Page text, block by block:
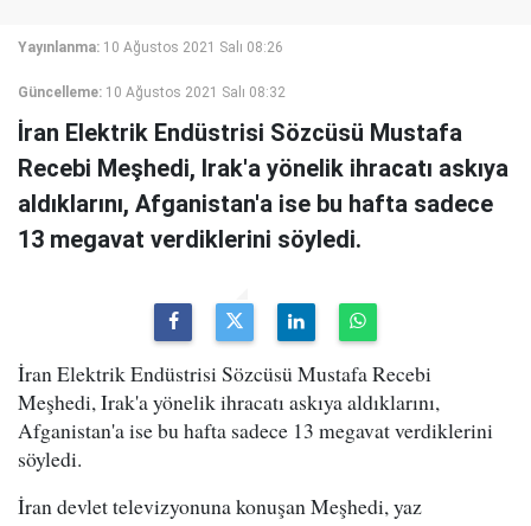
Yayınlanma: 10 Ağustos 2021 Salı 08:26
Güncelleme: 10 Ağustos 2021 Salı 08:32
İran Elektrik Endüstrisi Sözcüsü Mustafa
Recebi Meşhedi, Irak'a yönelik ihracatı askıya
aldıklarını, Afganistan'a ise bu hafta sadece
13 megavat verdiklerini söyledi.
İran Elektrik Endüstrisi Sözcüsü Mustafa Recebi
Meşhedi, Irak'a yönelik ihracatı askıya aldıklarını,
Afganistan'a ise bu hafta sadece 13 megavat verdiklerini
söyledi.
İran devlet televizyonuna konuşan Meşhedi, yaz